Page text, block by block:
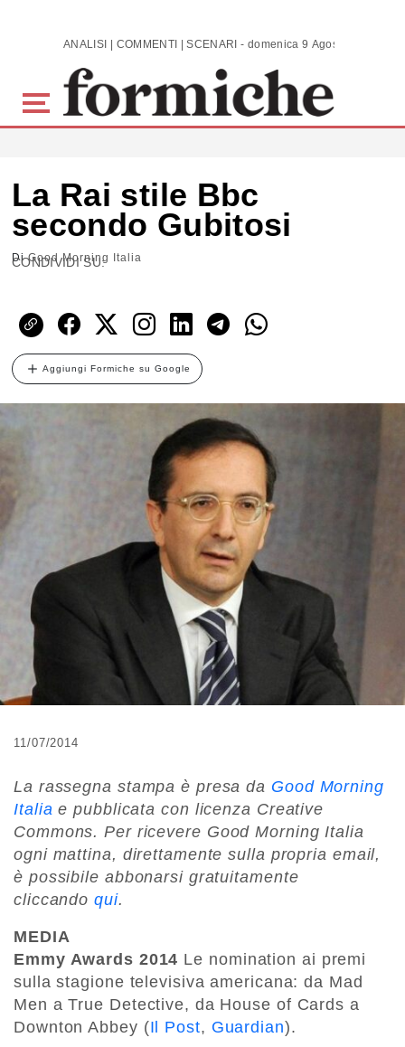
Skip to main content ANALISI | COMMENTI | SCENARI - domenica 9 Agosto 2026
La Rai stile Bbc
secondo Gubitosi
DiGood Morning Italia
CONDIVIDI SU:
Aggiungi Formiche su Google
11/07/2014
La rassegna stampa è presa da Good Morning
Italiae pubblicata con licenza Creative
Commons. Per ricevere Good Morning Italia
ogni mattina, direttamente sulla propria email,
è possibile abbonarsi gratuitamente
cliccandoqui.
MEDIA
Emmy Awards 2014 Le nomination ai premi
sulla stagione televisiva americana: da Mad
Men a True Detective, da House of Cards a
Downton Abbey (Il Post, Guardian).